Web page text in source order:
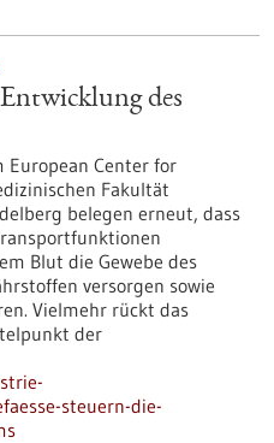
des
European Center for
Fakultät
belegen erneut, dass
Blut die Gewebe des
versorgen sowie
Vielmehr rückt das
der
steuern-die-